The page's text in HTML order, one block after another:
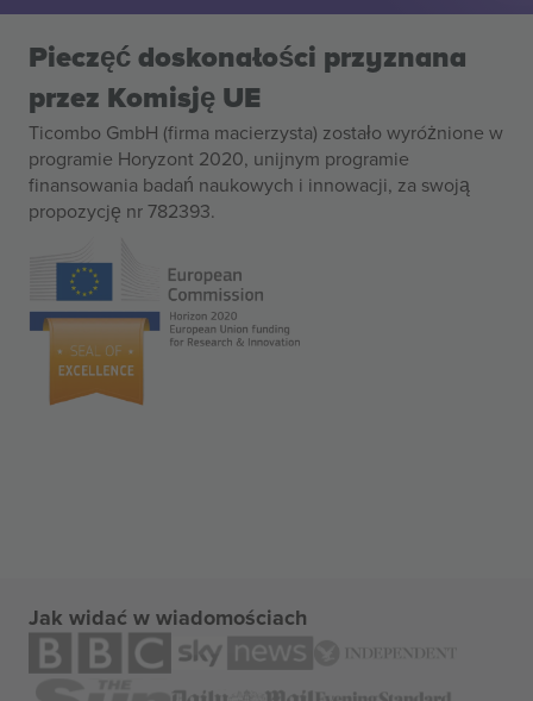
Pieczęć doskonałości przyznana
przez Komisję UE
Ticombo GmbH (firma macierzysta) zostało wyróżnione w
programie Horyzont 2020, unijnym programie
finansowania badań naukowych i innowacji, za swoją
propozycję nr 782393.
Jak widać w wiadomościach